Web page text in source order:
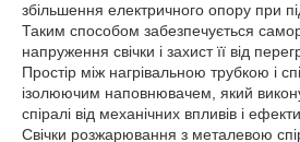
збільшення електричного опору при
Таким способом забезпечується
напруження свічки і захист її від
Простір між нагрівальною трубкою і
ізолюючим наповнювачем, який
спіралі від механічних впливів і
Свічки розжарювання з металевою